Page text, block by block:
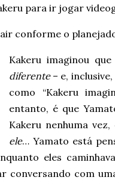
para ir jogar
conforme o
Kakeru imaginou
diferente– e,
como “Kakeru
entanto, é que
Kakeru nenhuma
ele… Yamato está
eles
conversando com